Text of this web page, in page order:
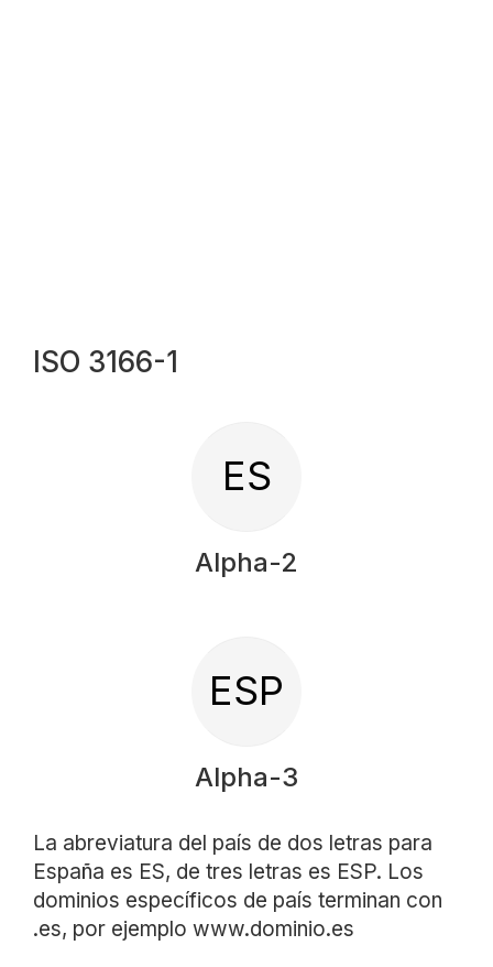
ISO 3166-1
ES
Alpha-2
ESP
Alpha-3
La abreviatura del país de dos letras para
España es ES, de tres letras es ESP. Los
dominios específicos de país terminan con
.es, por ejemplo www.dominio.es